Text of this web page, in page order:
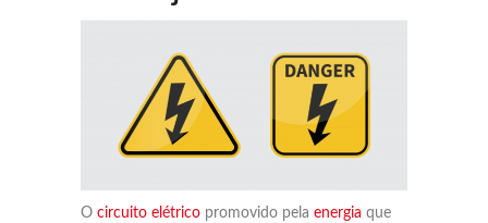
O circuito elétrico promovido pela energia que